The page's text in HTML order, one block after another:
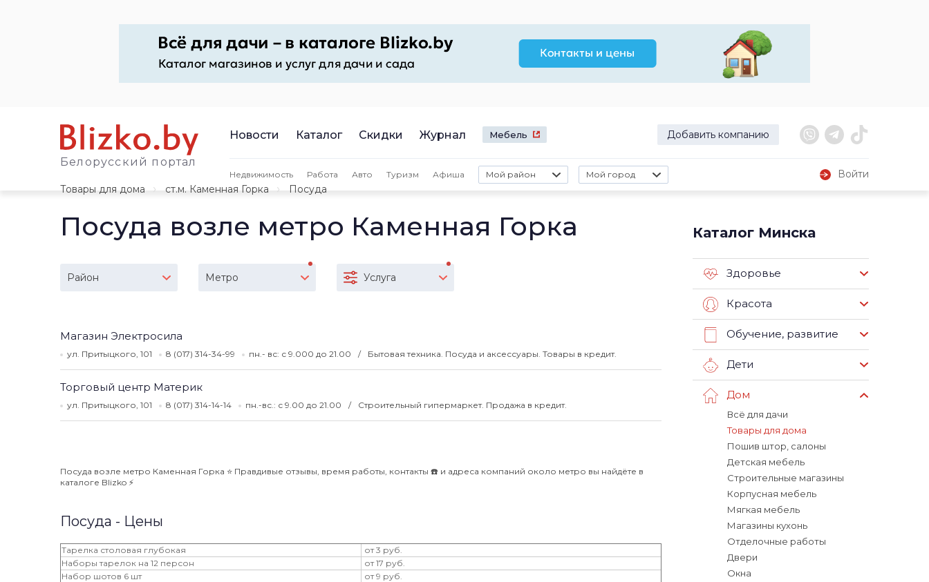
Белорусский портал
Новости Каталог Скидки Журнал Мебель Добавить компанию
Недвижимость Работа Авто Туризм Афиша Мой район Мой город
Войти
Товары для дома
ст.м. Каменная Горка Посуда
Посуда возле метро Каменная Горка
Район Метро Услуга
Магазин Электросила
ул. Притыцкого, 101 8 (017) 314-34-99 пн.- вс: с 9.000 до 21.00 Бытовая техника. Посуда и аксессуары. Товары в кредит.
Торговый центр Материк
ул. Притыцкого, 101 8 (017) 314-14-14 пн.-вс.: с 9.00 до 21.00 Строительный гипермаркет. Продажа в кредит.
Посуда возле метро Каменная Горка ⭐️ Правдивые отзывы, время работы, контакты ☎️ и адреса компаний около метро вы найдёте в
каталоге Blizko ⚡️
Посуда - Цены
Тарелка столовая глубокая
от 3 руб.
Наборы тарелок на 12 персон
от 17 руб.
Набор шотов 6 шт
от 9 руб.
Каталог Минска
Здоровье
Красота
Обучение, развитие
Дети
Дом
Всё для дачи
Товары для дома
Пошив штор, салоны
Детская мебель
Строительные магазины
Корпусная мебель
Мягкая мебель
Магазины кухонь
Отделочные работы
Двери
Окна